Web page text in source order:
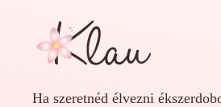
Ha szeretnéd élvezni